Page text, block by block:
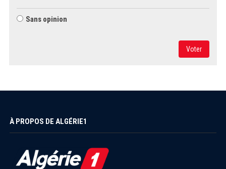
Sans opinion
Voter
À PROPOS DE ALGÉRIE1